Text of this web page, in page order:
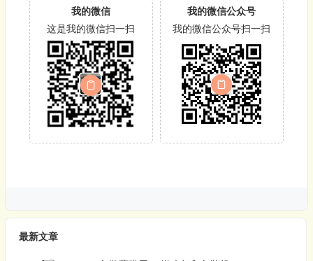
我的微信
这是我的微信扫一扫
我的微信公众号
我的微信公众号扫一扫
最新文章